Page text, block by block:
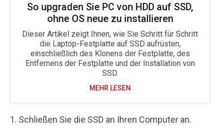
So upgraden Sie PC von HDD auf SSD,
ohne OS neue zu installieren
Dieser Artikel zeigt Ihnen, wie Sie Schritt für Schritt
die Laptop-Festplatte auf SSD aufrüsten,
einschließlich des Klonens der Festplatte, des
Entfernens der Festplatte und der Installation von
SSD.
MEHR LESEN
1. Schließen Sie die SSD an Ihren Computer an.